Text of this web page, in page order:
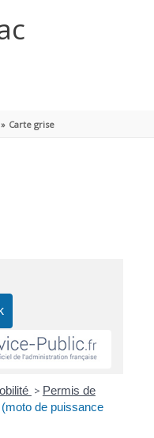
Carte grise
> Permis de
de puissance